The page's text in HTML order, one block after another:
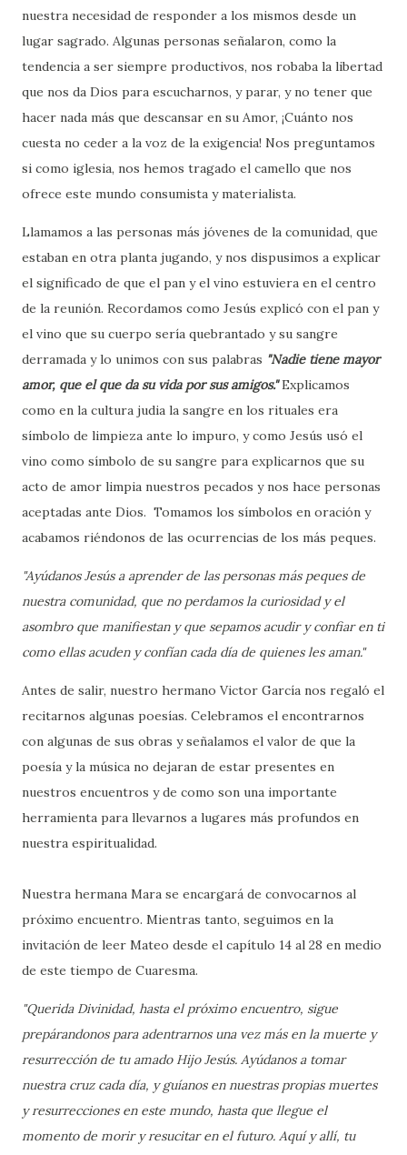
nuestra necesidad de responder a los mismos desde un
lugar sagrado. Algunas personas señalaron, como la
tendencia a ser siempre productivos, nos robaba la libertad
que nos da Dios para escucharnos, y parar, y no tener que
hacer nada más que descansar en su Amor, ¡Cuánto nos
cuesta no ceder a la voz de la exigencia! Nos preguntamos
si como iglesia, nos hemos tragado el camello que nos
ofrece este mundo consumista y materialista.
Llamamos a las personas más jóvenes de la comunidad, que
estaban en otra planta jugando, y nos dispusimos a explicar
el significado de que el pan y el vino estuviera en el centro
de la reunión. Recordamos como Jesús explicó con el pan y
el vino que su cuerpo sería quebrantado y su sangre
derramada y lo unimos con sus palabras "Nadie tiene mayor
amor, que el que da su vida por sus amigos."Explicamos
como en la cultura judia la sangre en los rituales era
símbolo de limpieza ante lo impuro, y como Jesús usó el
vino como símbolo de su sangre para explicarnos que su
acto de amor limpia nuestros pecados y nos hace personas
aceptadas ante Dios. Tomamos los símbolos en oración y
acabamos riéndonos de las ocurrencias de los más peques.
"Ayúdanos Jesús a aprender de las personas más peques de
nuestra comunidad, que no perdamos la curiosidad y el
asombro que manifiestan y que sepamos acudir y confiar en ti
como ellas acuden y confían cada día de quienes les aman."
Antes de salir, nuestro hermano Victor García nos regaló el
recitarnos algunas poesías. Celebramos el encontrarnos
con algunas de sus obras y señalamos el valor de que la
poesía y la música no dejaran de estar presentes en
nuestros encuentros y de como son una importante
herramienta para llevarnos a lugares más profundos en
nuestra espiritualidad.
Nuestra hermana Mara se encargará de convocarnos al
próximo encuentro. Mientras tanto, seguimos en la
invitación de leer Mateo desde el capítulo 14 al 28 en medio
de este tiempo de Cuaresma.
"Querida Divinidad, hasta el próximo encuentro, sigue
prepárandonos para adentrarnos una vez más en la muerte y
resurrección de tu amado Hijo Jesús. Ayúdanos a tomar
nuestra cruz cada día, y guíanos en nuestras propias muertes
y resurrecciones en este mundo, hasta que llegue el
momento de morir y resucitar en el futuro. Aquí y allí, tu